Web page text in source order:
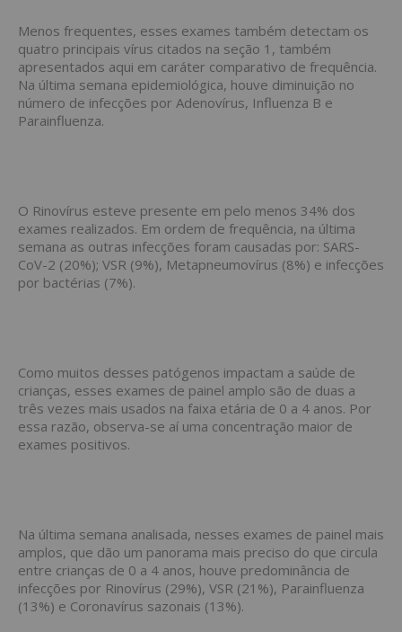
Menos frequentes, esses exames também detectam os
quatro principais vírus citados na seção 1, também
apresentados aqui em caráter comparativo de frequência.
Na última semana epidemiológica, houve diminuição no
número de infecções por Adenovírus, Influenza B e
Parainfluenza.
O Rinovírus esteve presente em pelo menos 34% dos
exames realizados. Em ordem de frequência, na última
semana as outras infecções foram causadas por: SARS-
CoV-2 (20%); VSR (9%), Metapneumovírus (8%) e infecções
por bactérias (7%).
Como muitos desses patógenos impactam a saúde de
crianças, esses exames de painel amplo são de duas a
três vezes mais usados na faixa etária de 0 a 4 anos. Por
essa razão, observa-se aí uma concentração maior de
exames positivos.
Na última semana analisada, nesses exames de painel mais
amplos, que dão um panorama mais preciso do que circula
entre crianças de 0 a 4 anos, houve predominância de
infecções por Rinovírus (29%), VSR (21%), Parainfluenza
(13%) e Coronavírus sazonais (13%).